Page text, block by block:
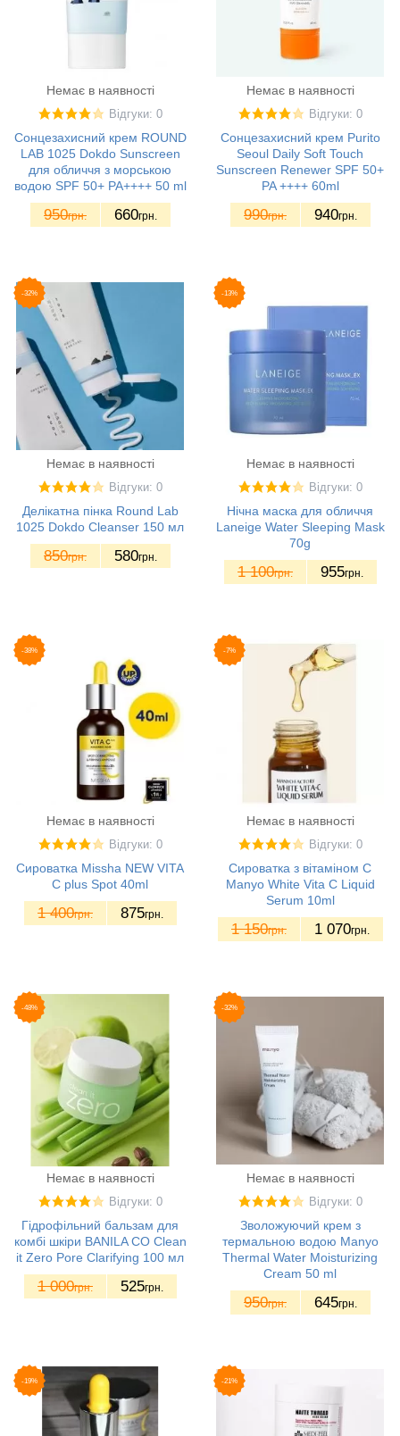
Немає в наявності
Відгуки: 0
Сонцезахисний крем ROUND
LAB 1025 Dokdo Sunscreen
для обличчя з морською
водою SPF 50+ PA++++ 50 ml
950грн. 660грн.
Немає в наявності
Відгуки: 0
Сонцезахисний крем Purito
Seoul Daily Soft Touch
Sunscreen Renewer SPF 50+
PA ++++ 60ml
990грн. 940грн.
-32%
Немає в наявності
Відгуки: 0
Делікатна пінка Round Lab
1025 Dokdo Cleanser 150 мл
850грн. 580грн.
-13%
Немає в наявності
Відгуки: 0
Нічна маска для обличчя
Laneige Water Sleeping Mask
70g
1 100грн. 955грн.
-38%
Немає в наявності
Відгуки: 0
Сироватка Missha NEW VITA
C plus Spot 40ml
1 400грн. 875грн.
-7%
Немає в наявності
Відгуки: 0
Сироватка з вітаміном С
Manyo White Vita C Liquid
Serum 10ml
1 150грн. 1 070грн.
-48%
Немає в наявності
Відгуки: 0
Гідрофільний бальзам для
комбі шкіри BANILA CO Clean
it Zero Pore Clarifying 100 мл
1 000грн. 525грн.
-32%
Немає в наявності
Відгуки: 0
Зволожуючий крем з
термальною водою Manyo
Thermal Water Moisturizing
Cream 50 ml
950грн. 645грн.
-19% -21%